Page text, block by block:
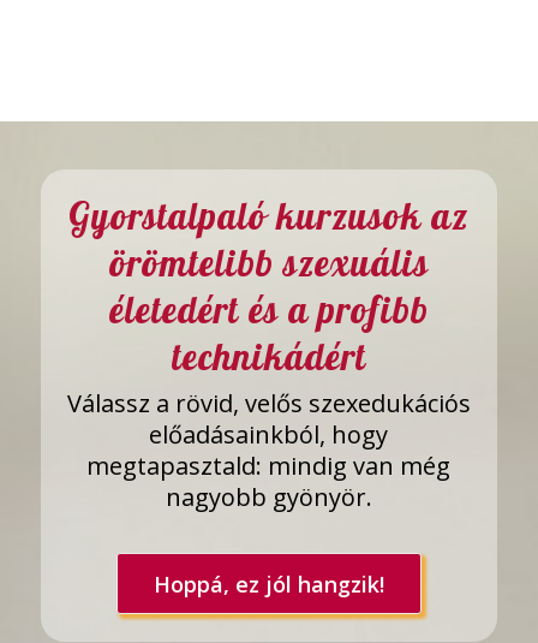
Gyorstalpaló kurzusok az
örömtelibb szexuális
életedért és a profibb
technikádért
Válassz a rövid, velős szexedukációs
előadásainkból, hogy
megtapasztald: mindig van még
nagyobb gyönyör.
Hoppá, ez jól hangzik!